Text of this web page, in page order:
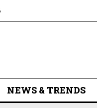
NEWS & TRENDS